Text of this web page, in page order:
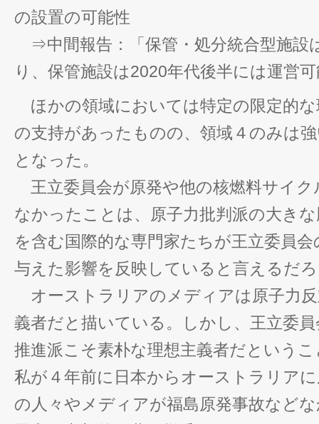
の設置の可能性
⇒中間報告：「保管・処分統合型施設
り、保管施設は2020年代後半には運営
ほかの領域においては特定の限定的
の支持があったものの、領域４のみは
となった。
王立委員会が原発や他の核燃料サイク
なかったことは、原子力批判派の大き
を含む国際的な専門家たちが王立委員
与えた影響を反映していると言えるだ
オーストラリアのメディアは原子力
義者だと描いている。しかし、王立委
推進派こそ素朴な理想主義者だという
私が４年前に日本からオーストラリア
の人々やメディアが福島原発事故など